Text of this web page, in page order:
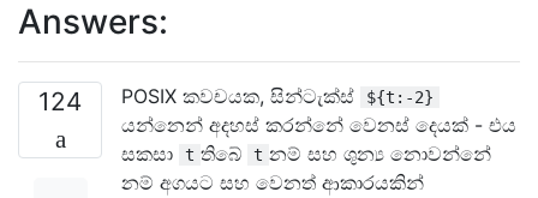
Answers:
124 POSIX කවචයක, සින්ටැක්ස් ${t:-2}
යන්නෙන් අදහස් කරන්නේ වෙනස් දෙයක් - එය
සකසා
t තිබේ t නම් සහ ශුන්‍ය නොවන්නේ
නම් අගයට සහ වෙනත් ආකාරයකින්